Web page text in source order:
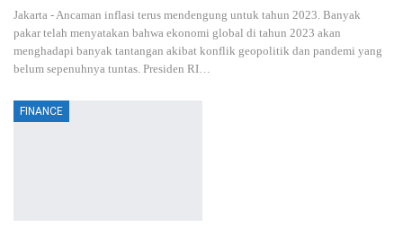
Jakarta - Ancaman inflasi terus mendengung untuk tahun 2023. Banyak
pakar telah menyatakan bahwa ekonomi global di tahun 2023 akan
menghadapi banyak tantangan akibat konflik geopolitik dan pandemi yang
belum sepenuhnya tuntas. Presiden RI
FINANCE